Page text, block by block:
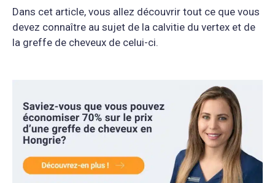
Dans cet article, vous allez découvrir tout ce que vous
devez connaître au sujet de la calvitie du vertex et de
la greffe de cheveux de celui-ci.